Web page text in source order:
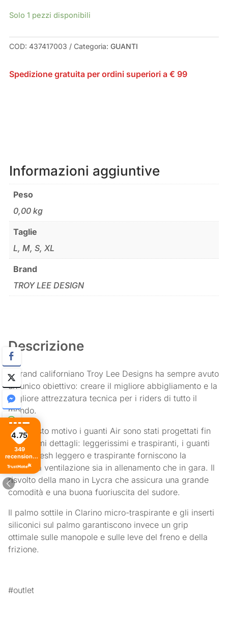
FLOWLINE
CAMO
QUANTITÀ
Solo 1 pezzi disponibili
COD: 437417003 Categoria: GUANTI
Spedizione gratuita per ordini superiori a € 99
Informazioni aggiuntive
Peso
0,00 kg
Taglie
L, M, S, XL
Brand
TROY LEE DESIGN
Descrizione
Il brand californiano Troy Lee Designs ha sempre avuto
un unico obiettivo: creare il migliore abbigliamento e la
migliore attrezzatura tecnica per i riders di tutto il
mondo.
Per questo motivo i guanti Air sono stati progettati fin
nei minimi dettagli: leggerissimi e traspiranti, i guanti
Air, in mesh leggero e traspirante forniscono la
massima ventilazione sia in allenamento che in gara. Il
risvolto della mano in Lycra che assicura una grande
comodità e una buona fuoriuscita del sudore.
Il palmo sottile in Clarino micro-traspirante e gli inserti
siliconici sul palmo garantiscono invece un grip
ottimale sulle manopole e sulle leve del freno e della
frizione.
#outlet
4.75
349
recensioni
di tutti i